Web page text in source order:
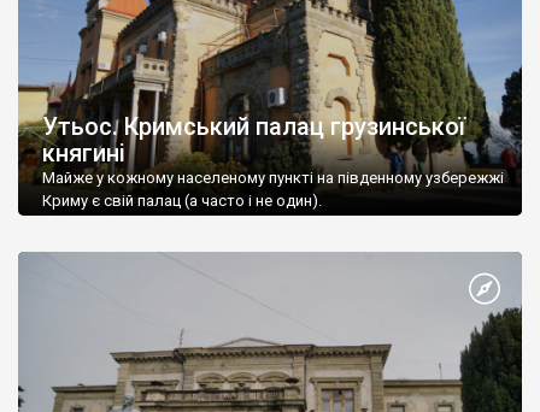
Утьос. Кримський палац грузинської
княгині
Майже у кожному населеному пункті на південному узбережжі
Криму є свій палац (а часто і не один).